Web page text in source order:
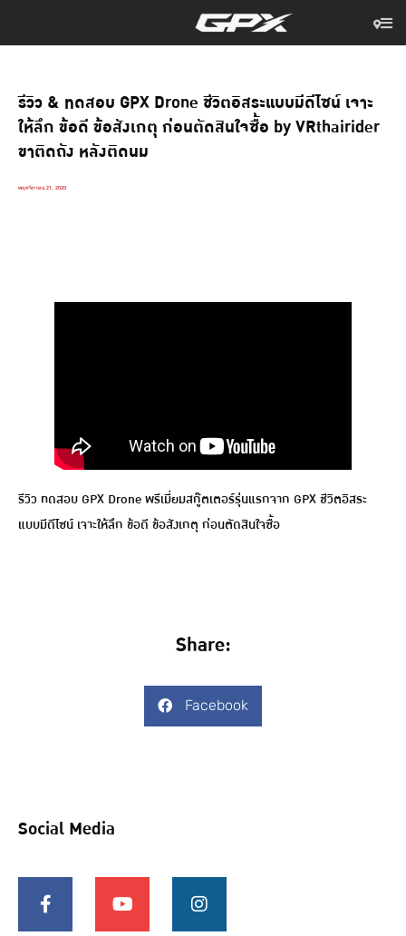
รีวิว & ทดสอบ GPX Drone ชีวิตอิสระแบบมีดีไซน์ เจาะ
ให้ลึก ข้อดี ข้อสังเกตุ ก่อนตัดสินใจซื้อ by VRthairider
ขาติดถัง หลังติดนม
พฤศจิกายน 21, 2020
รีวิว ทดสอบ GPX Drone พรีเมี่ยมสกู๊ตเตอร์รุ่นแรกจาก GPX ชีวิตอิสระ
แบบมีดีไซน์ เจาะให้ลึก ข้อดี ข้อสังเกตุ ก่อนตัดสินใจซื้อ
Share:
Facebook
Social Media